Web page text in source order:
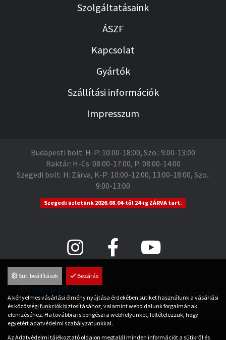
Szolgáltatásaink
ÁSZF
Kapcsolat
Gyártók
Szállítási információk
Impresszum
Budapesti bolt: H-P: 10:00-18:00, Szo.: 9:00-13:00
Raktár: H-Cs: 08:00-17:00, P: 08:00-14:00
Szegedi bolt: H: Zárva, K-P: 10:00-12:00, 13:00-18:00, Szo.:
9:00-13:00
Szegedi üzletünk 2026.08.04-től 24-ig ZÁRVA tart.
Árukereső.hu
Süti beállítások Bezárás
A kényelmes vásárlási élmény nyújtása érdekében sütiket használunk a vásárlási
és közösségi funkciók biztosításához, valamint weboldalunk forgalmának
elemzéséhez. Ha továbbra is böngészi a webhelyünket, feltételezzük, hogy
egyetért adatvédelmi szabályzatunkkal.
AzAdatvédelmi tájékoztató oldalon megtalál minden információt a sütikről és